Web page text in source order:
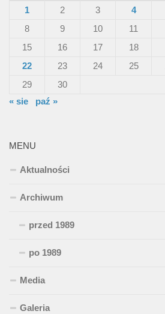
1
2 3 4
8
9 10 11
15
16 17 18
22
23 24 25
29
30
« sie
paź »
MENU
Aktualności
Archiwum
przed 1989
po 1989
Media
Galeria